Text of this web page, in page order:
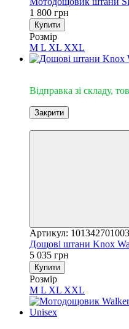
1 800 грн
Купити
Розмір
M L XL XXL
Відправка зі складу,
Закрити
Артикул:
Дощові штани Knox
5 035 грн
Купити
Розмір
M L XL XXL